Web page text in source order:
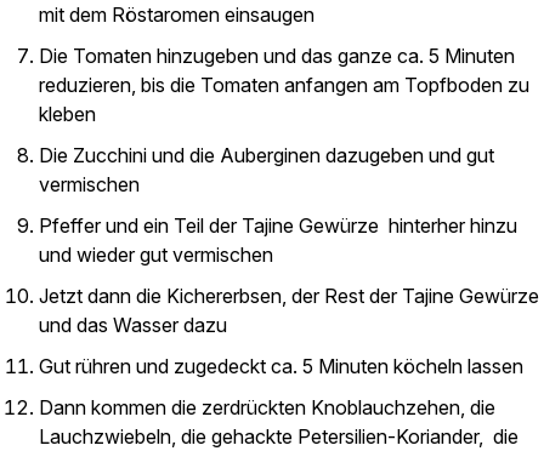
mit dem Röstaromen einsaugen
Die Tomaten hinzugeben und das ganze ca. 5 Minuten
reduzieren, bis die Tomaten anfangen am Topfboden zu
kleben
Die Zucchini und die Auberginen dazugeben und gut
vermischen
Pfeffer und ein Teil der Tajine Gewürze hinterher hinzu
und wieder gut vermischen
Jetzt dann die Kichererbsen, der Rest der Tajine Gewürze
und das Wasser dazu
Gut rühren und zugedeckt ca. 5 Minuten köcheln lassen
Dann kommen die zerdrückten Knoblauchzehen, die
Lauchzwiebeln, die gehackte Petersilien-Koriander, die